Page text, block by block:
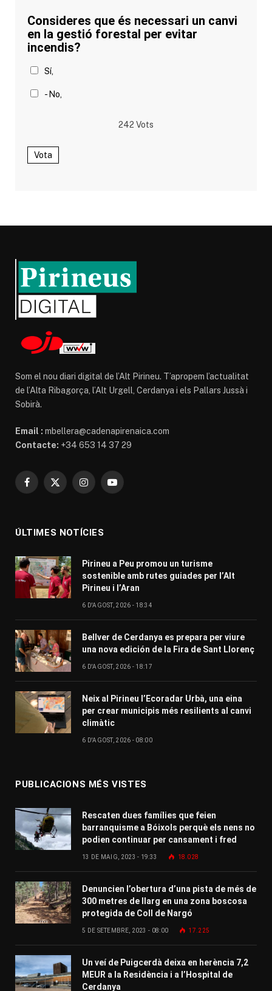
Consideres que és necessari un canvi
en la gestió forestal per evitar
incendis?
Sí,
- No,
242 Vots
Vota
Som el nou diari digital de l’Alt Pirineu. T’apropem l’actualitat
de l’Alta Ribagorça, l’Alt Urgell, Cerdanya i els Pallars Jussà i
Sobirà.
Email : mbellera@cadenapirenaica.com
Contacte: +34 653 14 37 29
Facebook
X
InstagramYouTube
ÚLTIMES NOTÍCIES
Pirineu a Peu promou un turisme
sostenible amb rutes guiades per l’Alt
Pirineu i l’Aran
6 D'AGOST, 2026 - 18:34
Bellver de Cerdanya es prepara per viure
una nova edición de la Fira de Sant Llorenç
6 D'AGOST, 2026 - 18:17
Neix al Pirineu l’Ecoradar Urbà, una eina
per crear municipis més resilients al canvi
climàtic
6 D'AGOST, 2026 - 08:00
PUBLICACIONS MÉS VISTES
Rescaten dues famílies que feien
barranquisme a Bóixols perquè els nens no
podien continuar per cansament i fred
13 DE MAIG, 2023 - 19:33 18.028
Denuncien l’obertura d’una pista de més de
300 metres de llarg en una zona boscosa
protegida de Coll de Nargó
5 DE SETEMBRE, 2023 - 08:00 17.225
Un veí de Puigcerdà deixa en herència 7,2
MEUR a la Residència i a l’Hospital de
Cerdanya